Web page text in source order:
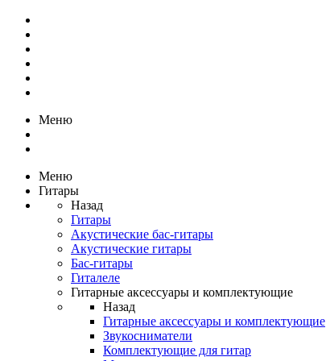
Меню
Меню
Гитары
Назад
Гитары
Акустические бас-гитары
Акустические гитары
Бас-гитары
Гиталеле
Гитарные аксессуары и комплектующие
Назад
Гитарные аксессуары и комплектующие
Звукосниматели
Комплектующие для гитар